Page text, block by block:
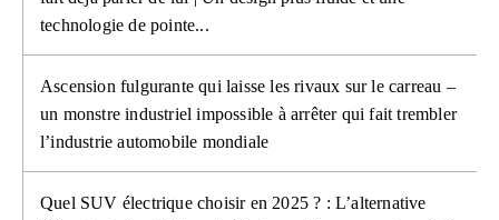
technologie de pointe...
Ascension fulgurante qui laisse les rivaux sur le carreau –
un monstre industriel impossible à arrêter qui fait trembler
l’industrie automobile mondiale
Quel SUV électrique choisir en 2025 ? : L’alternative